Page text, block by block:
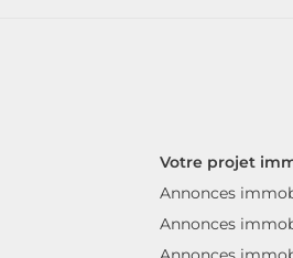
Votre projet
Annonces
Annonces